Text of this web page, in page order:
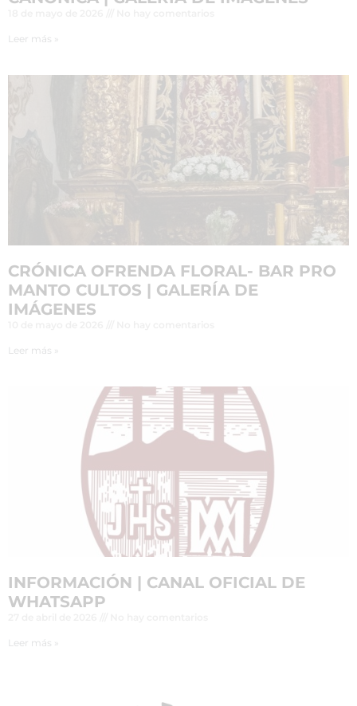
Leer más »
CRÓNICA OFRENDA FLORAL- BAR PRO
MANTO CULTOS | GALERÍA DE
IMÁGENES
Leer más »
INFORMACIÓN | CANAL OFICIAL DE
WHATSAPP
Leer más »